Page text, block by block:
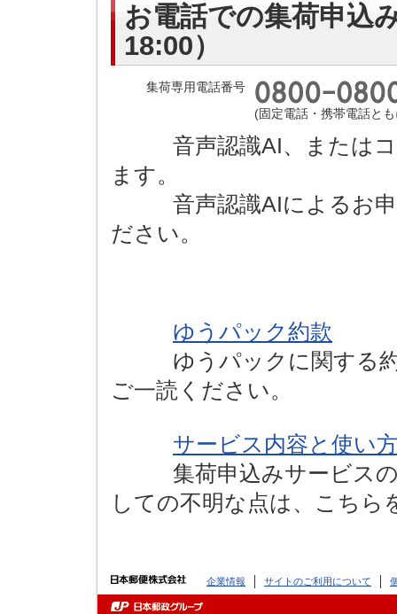
お電話での集荷申込
18:00）
集荷専用電話番号
(固定電話・携帯電話と
音声認識AI、またはコ
ます。
音声認識AIによるお申
ださい。
ゆうパック約款
ゆうパックに関する約
ご一読ください。
サービス内容と使い
集荷申込みサービスの
しての不明な点は、こちら
企業情報 サイトのご利用について